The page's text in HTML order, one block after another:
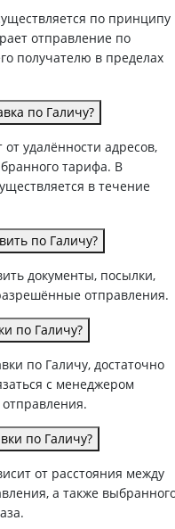
по принципу
отправление по
получателю в пределах
по Галичу?
удалённости адресов,
тарифа. В
в течение
по Галичу?
документы, посылки,
отправления.
по Галичу?
по Галичу, достаточно
с менеджером
по Галичу?
от расстояния между
а также